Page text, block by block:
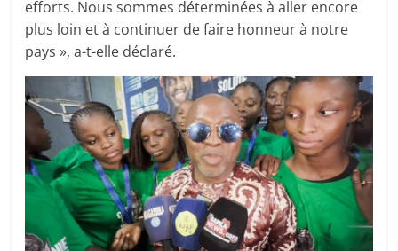
efforts. Nous sommes déterminées à aller encore
plus loin et à continuer de faire honneur à notre
pays », a-t-elle déclaré.